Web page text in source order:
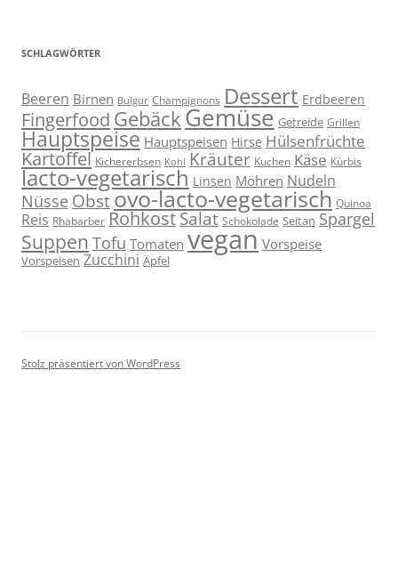
SCHLAGWÖRTER
Beeren Birnen Bulgur Champignons Dessert Erdbeeren
Fingerfood Gebäck Gemüse Getreide Grillen
Hauptspeise Hauptspeisen Hirse Hülsenfrüchte
Kartoffel Kichererbsen Kohl Kräuter Kuchen Käse Kürbis
lacto-vegetarisch Linsen Möhren Nudeln
Nüsse Obstovo-lacto-vegetarisch Quinoa
Reis Rhabarber RohkostSalat Schokolade Seitan Spargel
Suppen Tofu Tomaten vegan Vorspeise
Vorspeisen Zucchini Äpfel
Stolz präsentiert von WordPress